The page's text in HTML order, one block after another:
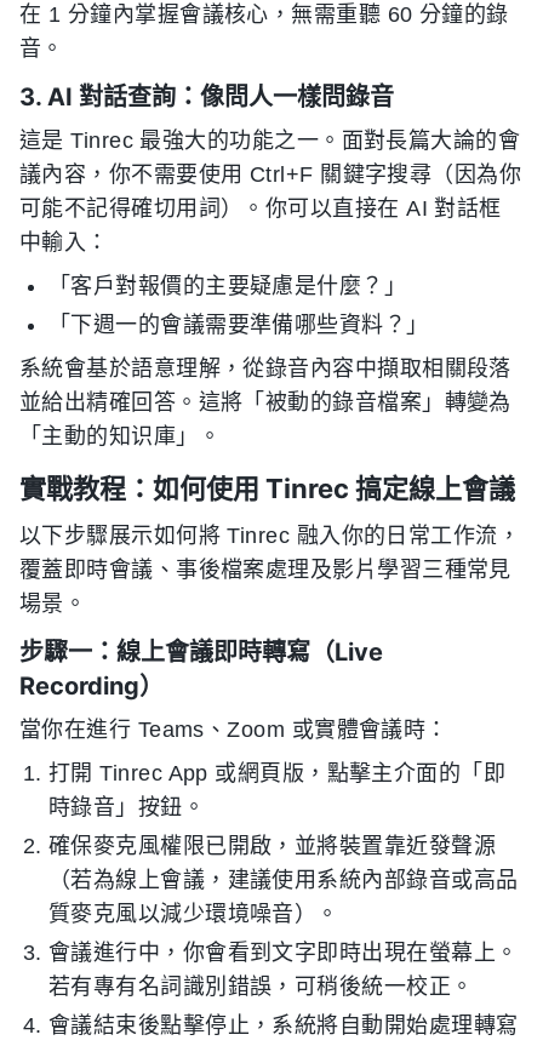
在 1 分鐘內掌握會議核心，無需重聽 60 分鐘的錄
音。
3. AI 對話查詢：像問人一樣問錄音
這是 Tinrec 最強大的功能之一。面對長篇大論的會
議內容，你不需要使用 Ctrl+F 關鍵字搜尋（因為你
可能不記得確切用詞）。你可以直接在 AI 對話框
中輸入：
「客戶對報價的主要疑慮是什麼？」
「下週一的會議需要準備哪些資料？」
系統會基於語意理解，從錄音內容中擷取相關段落
並給出精確回答。這將「被動的錄音檔案」轉變為
「主動的知识庫」。
實戰教程：如何使用 Tinrec 搞定線上會議
以下步驟展示如何將 Tinrec 融入你的日常工作流，
覆蓋即時會議、事後檔案處理及影片學習三種常見
場景。
步驟一：線上會議即時轉寫（Live
Recording）
當你在進行 Teams、Zoom 或實體會議時：
打開 Tinrec App 或網頁版，點擊主介面的「即
時錄音」按鈕。
確保麥克風權限已開啟，並將裝置靠近發聲源
（若為線上會議，建議使用系統內部錄音或高品
質麥克風以減少環境噪音）。
會議進行中，你會看到文字即時出現在螢幕上。
若有專有名詞識別錯誤，可稍後統一校正。
會議結束後點擊停止，系統將自動開始處理轉寫